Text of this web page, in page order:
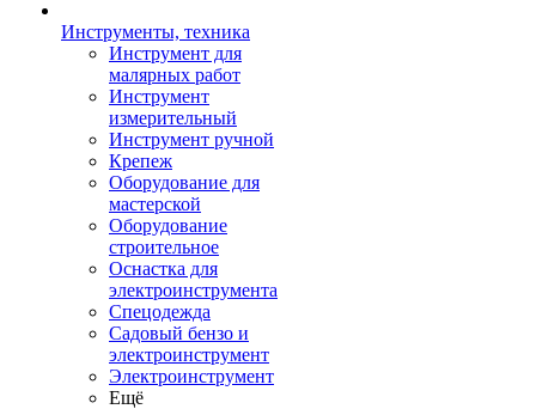
Инструменты, техника
Инструмент для
малярных работ
Инструмент
измерительный
Инструмент ручной
Крепеж
Оборудование для
мастерской
Оборудование
строительное
Оснастка для
электроинструмента
Спецодежда
Садовый бензо и
электроинструмент
Электроинструмент
Ещё